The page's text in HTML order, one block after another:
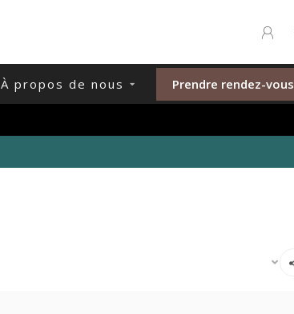
À propos de nous Prendre rendez-vous